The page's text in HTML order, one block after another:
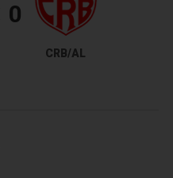
0
CRB/AL